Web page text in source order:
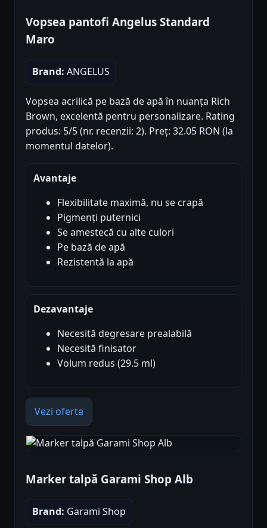
Vopsea pantofi Angelus Standard
Maro
Brand: ANGELUS
Vopsea acrilică pe bază de apă în nuanța Rich
Brown, excelentă pentru personalizare. Rating
produs: 5/5 (nr. recenzii: 2). Preț: 32.05 RON (la
momentul datelor).
Avantaje
Flexibilitate maximă, nu se crapă
Pigmenți puternici
Se amestecă cu alte culori
Pe bază de apă
Rezistentă la apă
Dezavantaje
Necesită degresare prealabilă
Necesită finisator
Volum redus (29.5 ml)
Vezi oferta
Marker talpă Garami Shop Alb
Brand: Garami Shop